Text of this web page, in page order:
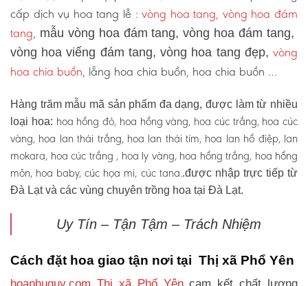
cấp dịch vụ hoa tang lễ :vòng hoa tang, vòng hoa đám
tang, mẫu vòng hoa đám tang, vòng hoa đám tang,
vòng hoa viếng đám tang, vòng hoa tang đẹp, vòng
hoa chia buồn, lẵng hoa chia buồn, hoa chia buồn …
Hàng trăm mẫu mã sản phẩm đa dạng, được làm từ nhiều
loại hoa: hoa hồng đỏ, hoa hồng vàng, hoa cúc trắng, hoa cúc
vàng, hoa lan thái trắng, hoa lan thái tím, hoa lan hồ điệp, lan
mokara, hoa cúc trắng , hoa ly vàng, hoa hồng trắng, hoa hồng
môn, hoa baby, cúc họa mi, cúc tana..được nhập trực tiếp từ
Đà Lạt và các vùng chuyên trồng hoa tại Đà Lạt.
Uy Tín – Tận Tậm – Trách Nhiệm
Cách đặt hoa giao tận nơi tại Thị xã Phổ Yên